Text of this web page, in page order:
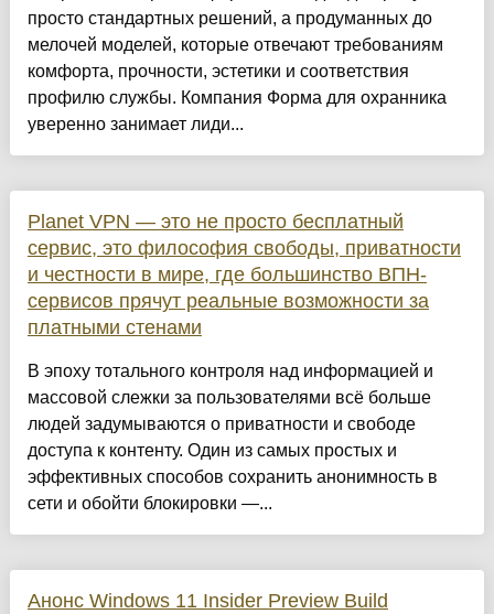
просто стандартных решений, а продуманных до
мелочей моделей, которые отвечают требованиям
комфорта, прочности, эстетики и соответствия
профилю службы. Компания Форма для охранника
уверенно занимает лиди...
Planet VPN — это не просто бесплатный
сервис, это философия свободы, приватности
и честности в мире, где большинство ВПН-
сервисов прячут реальные возможности за
платными стенами
В эпоху тотального контроля над информацией и
массовой слежки за пользователями всё больше
людей задумываются о приватности и свободе
доступа к контенту. Один из самых простых и
эффективных способов сохранить анонимность в
сети и обойти блокировки —...
Анонс Windows 11 Insider Preview Build